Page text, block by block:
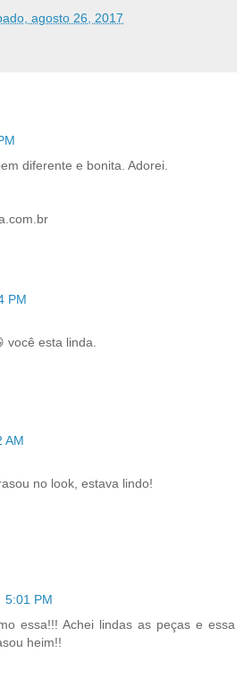
agosto 26, 2017
diferente e bonita. Adorei.
PM
você esta linda.
AM
no look, estava lindo!
5:01 PM
essa!!! Achei lindas as peças e essa
heim!!